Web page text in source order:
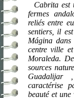
Cabrita est
fermes
reliés entre
sentiers, il
Mágina
centre ville
Moraleda. De
sources
Guadalijar
caractérise
beauté et